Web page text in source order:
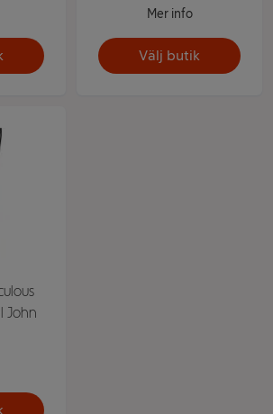
Mer info
Välj butik
John